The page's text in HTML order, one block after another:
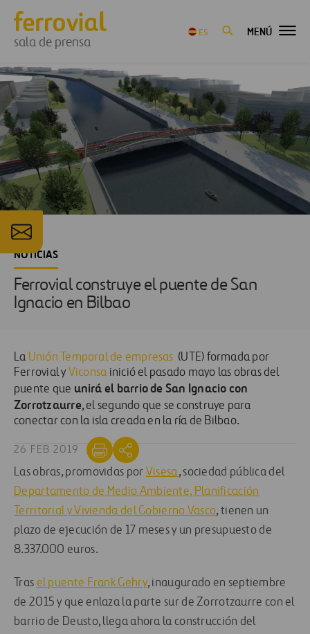
sala de prensa
ES MENÚ
NOTICIAS
Ferrovial construye el puente de San
Ignacio en Bilbao
La Unión Temporal de empresas (UTE) formada por
Ferrovial yViconsainició el pasado mayo las obras del
puente que unirá el barrio de San Ignacio con
Zorrotzaurre, el segundo que se construye para
conectar con la isla creada en la ría de Bilbao.
26 FEB 2019
Las obras, promovidas por Visesa, sociedad pública del
Departamento de Medio Ambiente, Planificación
Territorial y Vivienda del Gobierno Vasco, tienen un
plazo de ejecución de 17 meses y un presupuesto de
8.337.000 euros.
Tras el puente Frank Gehry, inaugurado en septiembre
de 2015 y que enlaza la parte sur de Zorrotzaurre con el
barrio de Deusto, llega ahora la construcción del